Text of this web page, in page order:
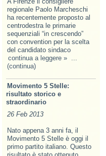
regionale Paolo Marcheschi
ha recentemente proposto al
centrodestra le primarie
sequenziali “in crescendo”
con convention per la scelta
del candidato sindaco
continua a leggere » ...
(continua)
Movimento 5 Stelle:
risultato storico e
straordinario
26 Feb 2013
Nato appena 3 anni fa, il
Movimento 5 Stelle è oggi il
primo partito italiano. Questo